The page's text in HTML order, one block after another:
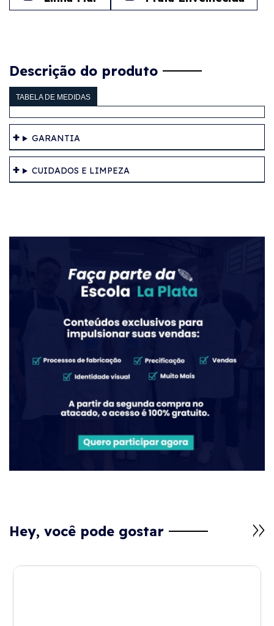
Descrição do produto
TABELA DE MEDIDAS
GARANTIA
CUIDADOS E LIMPEZA
Hey, você pode gostar